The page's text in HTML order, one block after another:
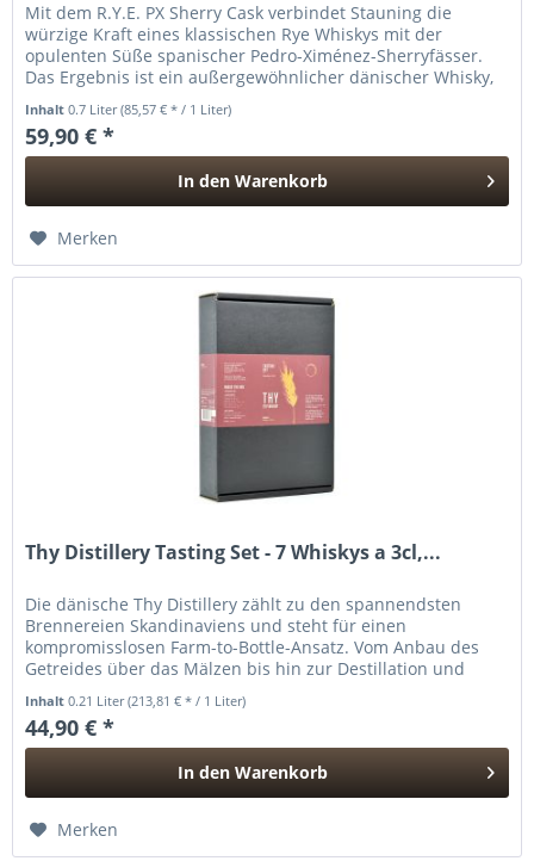
Mit dem R.Y.E. PX Sherry Cask verbindet Stauning die
würzige Kraft eines klassischen Rye Whiskys mit der
opulenten Süße spanischer Pedro-Ximénez-Sherryfässer.
Das Ergebnis ist ein außergewöhnlicher dänischer Whisky,
Inhalt0.7 Liter(85,57 € * / 1 Liter)
59,90 € *
In den Warenkorb
Merken
Thy Distillery Tasting Set - 7 Whiskys a 3cl,...
Die dänische Thy Distillery zählt zu den spannendsten
Brennereien Skandinaviens und steht für einen
kompromisslosen Farm-to-Bottle-Ansatz. Vom Anbau des
Getreides über das Mälzen bis hin zur Destillation und
Inhalt0.21 Liter(213,81 € * / 1 Liter)
44,90 € *
In den Warenkorb
Merken